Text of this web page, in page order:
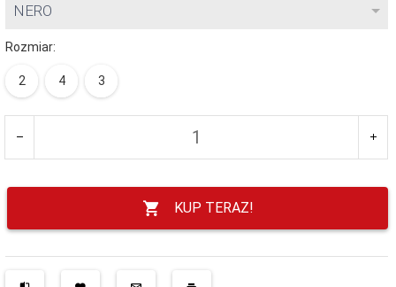
NERO
Rozmiar:
2 4 3
KUP TERAZ!